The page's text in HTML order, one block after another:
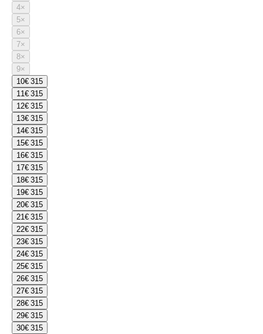
4×
5×
6×
7×
8×
9×
10€ 315
11€ 315
12€ 315
13€ 315
14€ 315
15€ 315
16€ 315
17€ 315
18€ 315
19€ 315
20€ 315
21€ 315
22€ 315
23€ 315
24€ 315
25€ 315
26€ 315
27€ 315
28€ 315
29€ 315
30€ 315